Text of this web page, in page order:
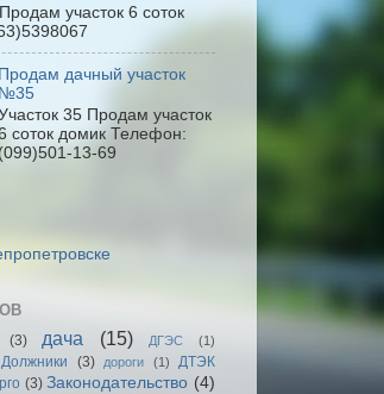
участок 6 соток
Продам дачный участок
№35
35 Продам участок
соток домик Телефон:
(099)501-13-69
(3) дача (15) ДГЭС
(1)
Должники (3) дороги (1)
ДТЭК
(3) Законодательство (4)